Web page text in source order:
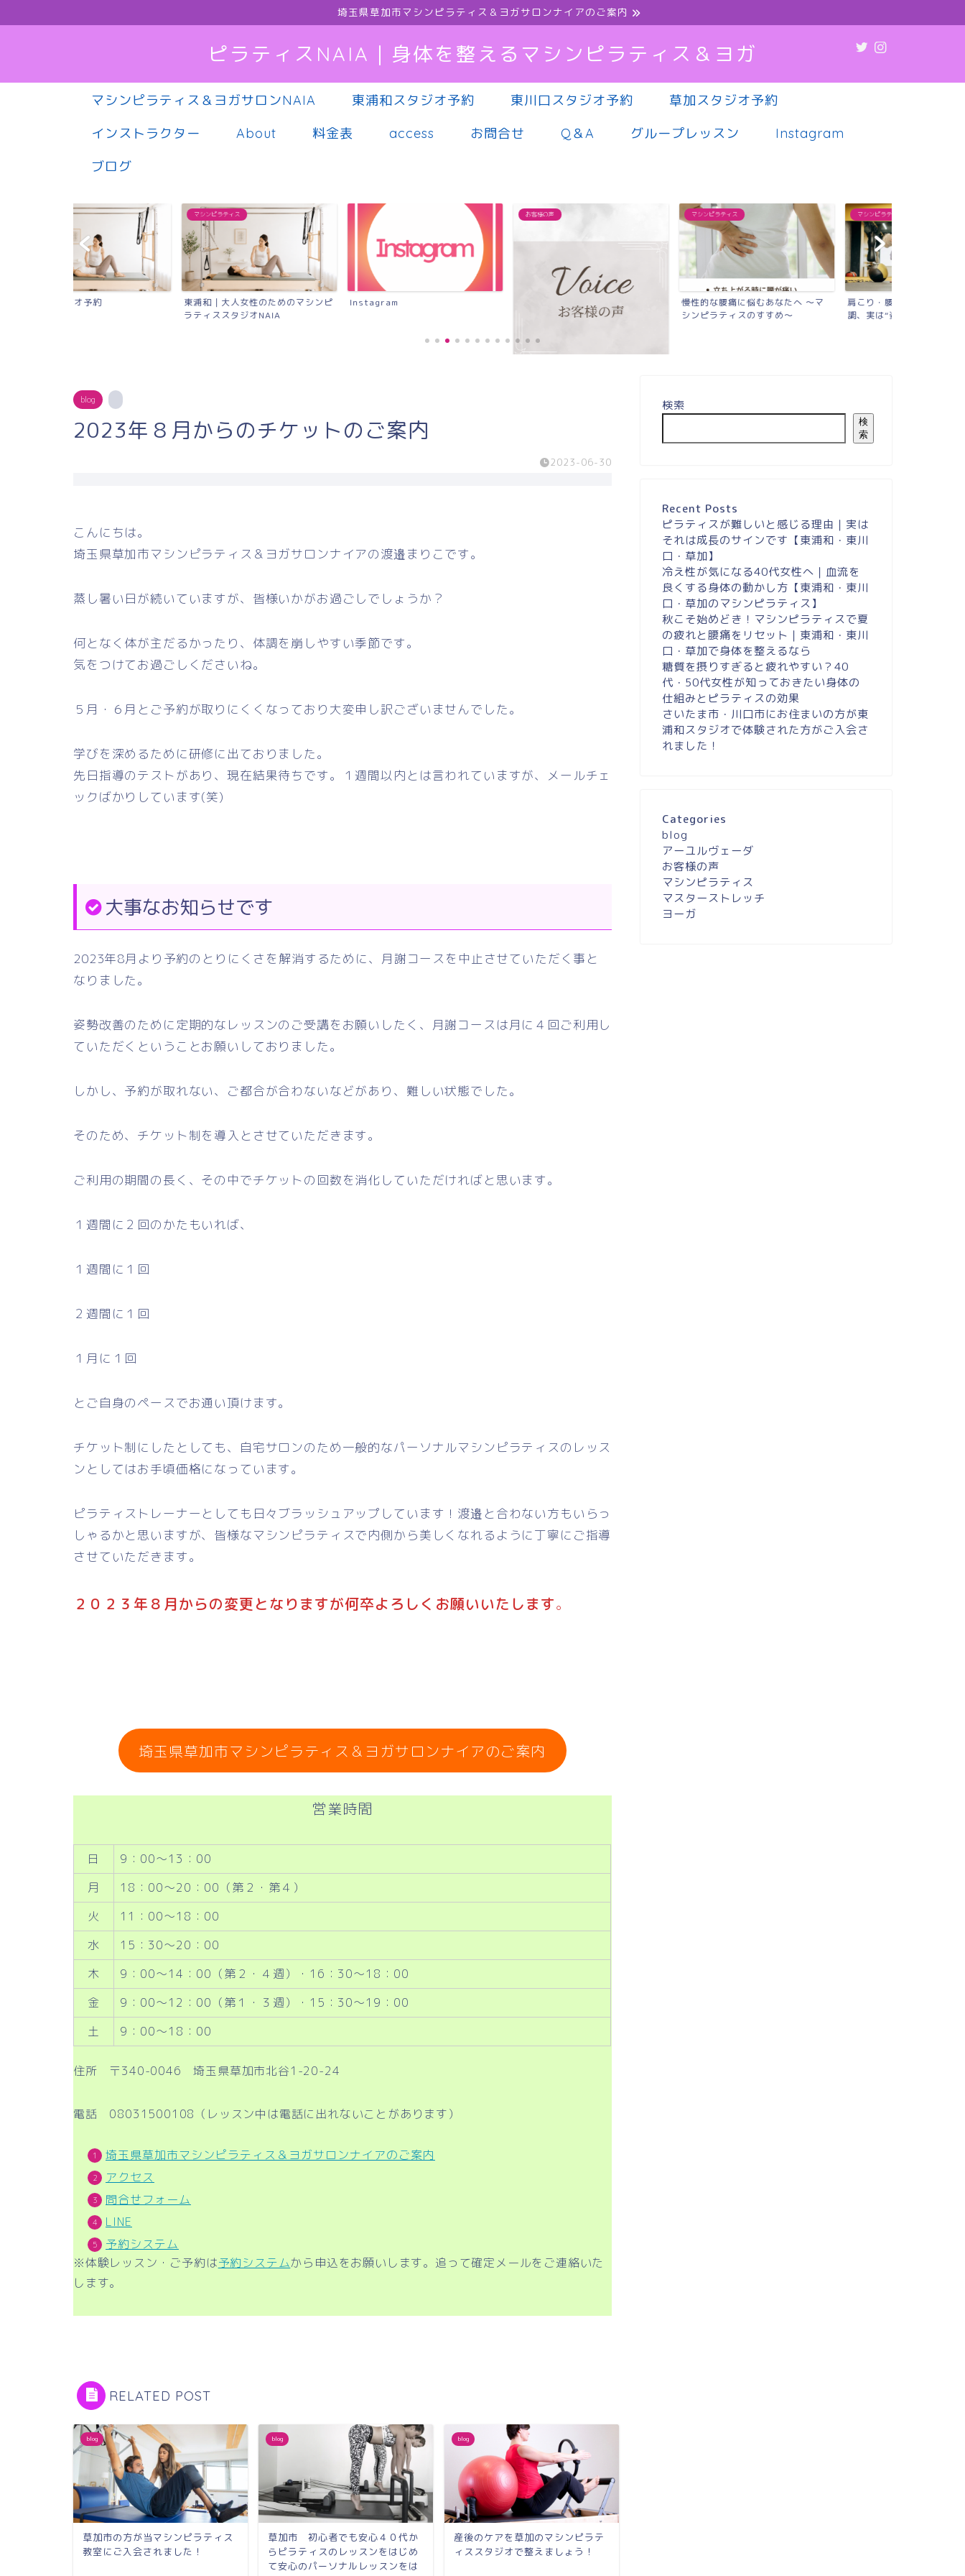
埼玉県草加市マシンピラティス＆ヨガサロンナイアのご案内
ピラティスNAIA｜身体を整えるマシンピラティス＆ヨガ
マシンピラティス＆ヨガサロンNAIA 東浦和スタジオ予約 東川口スタジオ予約
草加スタジオ予約
インストラクター
About 料金表 access お問合せ Q＆A グループレッスン
Instagram
ブログ
マシンピラティス
東浦和｜大人女性のためのマシンピ
Instagram
階段の上り、下りがスムー...
慢性的な腰痛に悩むあなたへ 〜マ
シンピラティスのすすめ〜
マシンピラティス
肩こり・腰痛・疲れやすさ…その不
調、実は“姿勢”が原因か...
blog
2023年８月からのチケットのご案内
2023-06-30
こんにちは。
埼玉県草加市マシンピラティス＆ヨガサロンナイアの渡邉まりこです。
蒸し暑い日が続いていますが、皆様いかがお過ごしでしょうか？
何となく体が主だるかったり、体調を崩しやすい季節です。
気をつけてお過ごしくださいね。
５月・６月とご予約が取りにくくなっており大変申し訳ございませんでした。
学びを深めるために研修に出ておりました。
先日指導のテストがあり、現在結果待ちです。１週間以内とは言われていますが、メールチェ
ックばかりしています(笑)
大事なお知らせです
2023年8月より予約のとりにくさを解消するために、月謝コースを中止させていただく事と
なりました。
姿勢改善のために定期的なレッスンのご受講をお願いしたく、月謝コースは月に４回ご利用し
ていただくということお願いしておりました。
しかし、予約が取れない、ご都合が合わないなどがあり、難しい状態でした。
そのため、チケット制を導入とさせていただきます。
ご利用の期間の長く、その中でチケットの回数を消化していただければと思います。
１週間に２回のかたもいれば、
１週間に１回
２週間に１回
１月に１回
とご自身のペースでお通い頂けます。
チケット制にしたとしても、自宅サロンのため一般的なパーソナルマシンピラティスのレッス
ンとしてはお手頃価格になっています。
ピラティストレーナーとしても日々ブラッシュアップしています！渡邉と合わない方もいらっ
しゃるかと思いますが、皆様なマシンピラティスで内側から美しくなれるように丁寧にご指導
させていただきます。
２０２３年８月からの変更となりますが何卒よろしくお願いいたします。
埼玉県草加市マシンピラティス＆ヨガサロンナイアのご案内
営業時間
日
9：00～13：00
月
18：00～20：00（第２・第４）
火
11：00～18：00
水
15：30～20：00
木
9：00～14：00（第２・４週）・16：30～18：00
金
9：00～12：00（第１・３週）・15：30～19：00
土
9：00～18：00
住所 〒340-0046 埼玉県草加市北谷1-20-24
電話 08031500108（レッスン中は電話に出れないことがあります）
埼玉県草加市マシンピラティス＆ヨガサロンナイアのご案内
アクセス
問合せフォーム
LINE
予約システム
※体験レッスン・ご予約は予約システムから申込をお願いします。追って確定メールをご連絡いた
します。
RELATED POST
blog
草加市の方が当マシンピラティス
教室にご入会されました！
blog
草加市 初心者でも安心４０代か
らピラティスのレッスンをはじめ
て安心のパーソナルレッスンをは
blog
産後のケアを草加のマシンピラテ
ィススタジオで整えましょう！
検索
検
索
Recent Posts
ピラティスが難しいと感じる理由｜実は
それは成長のサインです【東浦和・東川
口・草加】
冷え性が気になる40代女性へ｜血流を
良くする身体の動かし方【東浦和・東川
口・草加のマシンピラティス】
秋こそ始めどき！マシンピラティスで夏
の疲れと腰痛をリセット｜東浦和・東川
口・草加で身体を整えるなら
糖質を摂りすぎると疲れやすい？40
代・50代女性が知っておきたい身体の
仕組みとピラティスの効果
さいたま市・川口市にお住まいの方が東
浦和スタジオで体験された方がご入会さ
れました！
Categories
blog
アーユルヴェーダ
お客様の声
マシンピラティス
マスターストレッチ
ヨーガ